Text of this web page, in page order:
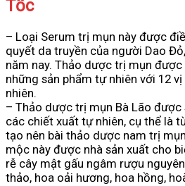
Tốc
– Loại Serum trị mụn này được
quyết da truyền của người Dao
năm nay. Thảo dược trị mụn
những sản phẩm tự nhiên với 12
nhiên.
– Thảo dược trị mụn Bà Lão được
các chiết xuất tự nhiên, cụ thể là
tạo nên bài thảo dược nam trị
mộc này được nhà sản xuất cho
rễ cây mật gấu ngâm rượu
thảo, hoa oải hương, hoa hồng,